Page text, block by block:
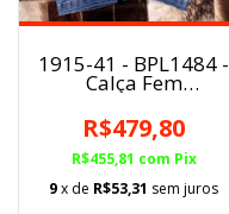
1915-41 - BPL1484 -
Calça Fem
Buphallos
R$479,80
R$455,81 com Pix
9x de R$53,31 sem juros